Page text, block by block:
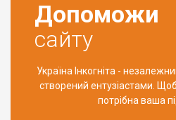
Допоможи
сайту
Україна Інкогніта -
створений ентузіастами.
потрібна ваша